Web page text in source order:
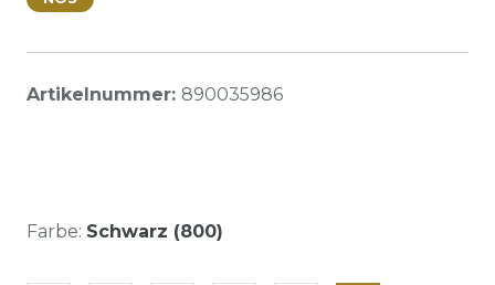
Artikelnummer: 890035986
Farbe: Schwarz (800)